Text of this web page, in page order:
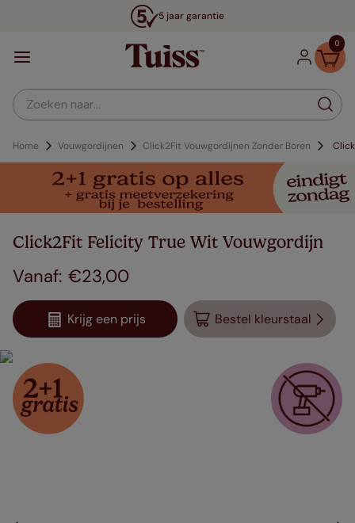
5 jaar garantie
0
Zoeken naar...
Home Vouwgordijnen Click2Fit Vouwgordijnen Zonder Boren
Click2Fit Felicity True Wit Vouwgordijn
€23,00
Krijg een prijs Bestel kleurstaal